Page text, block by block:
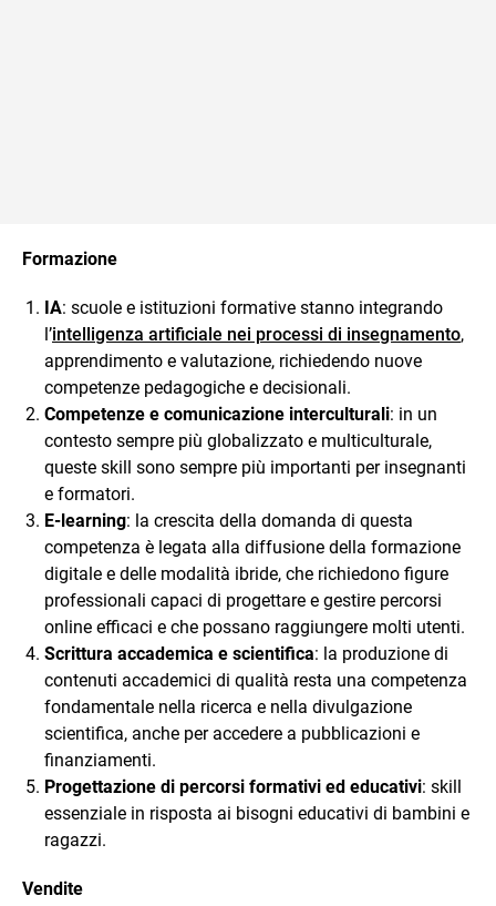
Formazione
IA: scuole e istituzioni formative stanno integrando
l’intelligenza artificiale nei processi di insegnamento,
apprendimento e valutazione, richiedendo nuove
competenze pedagogiche e decisionali.
Competenze e comunicazione interculturali: in un
contesto sempre più globalizzato e multiculturale,
queste skill sono sempre più importanti per insegnanti
e formatori.
E-learning: la crescita della domanda di questa
competenza è legata alla diffusione della formazione
digitale e delle modalità ibride, che richiedono figure
professionali capaci di progettare e gestire percorsi
online efficaci e che possano raggiungere molti utenti.
Scrittura accademica e scientifica: la produzione di
contenuti accademici di qualità resta una competenza
fondamentale nella ricerca e nella divulgazione
scientifica, anche per accedere a pubblicazioni e
finanziamenti.
Progettazione di percorsi formativi ed educativi: skill
essenziale in risposta ai bisogni educativi di bambini e
ragazzi.
Vendite